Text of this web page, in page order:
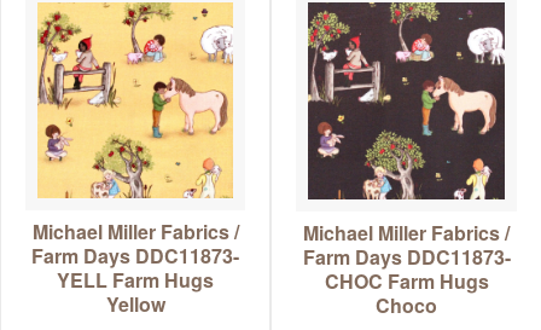
Michael Miller Fabrics /
Farm Days DDC11873-
YELL Farm Hugs
Yellow
Michael Miller Fabrics /
Farm Days DDC11873-
CHOC Farm Hugs
Choco